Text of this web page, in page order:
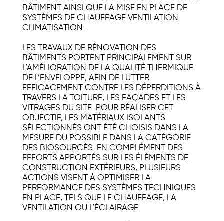
BÂTIMENT AINSI QUE LA MISE EN PLACE DE
SYSTÈMES DE CHAUFFAGE VENTILATION
CLIMATISATION.
LES TRAVAUX DE RÉNOVATION DES
BÂTIMENTS PORTENT PRINCIPALEMENT SUR
L’AMÉLIORATION DE LA QUALITÉ THERMIQUE
DE L’ENVELOPPE, AFIN DE LUTTER
EFFICACEMENT CONTRE LES DÉPERDITIONS À
TRAVERS LA TOITURE, LES FAÇADES ET LES
VITRAGES DU SITE. POUR RÉALISER CET
OBJECTIF, LES MATÉRIAUX ISOLANTS
SÉLECTIONNÉS ONT ÉTÉ CHOISIS DANS LA
MESURE DU POSSIBLE DANS LA CATÉGORIE
DES BIOSOURCÉS. EN COMPLÉMENT DES
EFFORTS APPORTÉS SUR LES ÉLÉMENTS DE
CONSTRUCTION EXTÉRIEURS, PLUSIEURS
ACTIONS VISENT À OPTIMISER LA
PERFORMANCE DES SYSTÈMES TECHNIQUES
EN PLACE, TELS QUE LE CHAUFFAGE, LA
VENTILATION OU L’ÉCLAIRAGE.